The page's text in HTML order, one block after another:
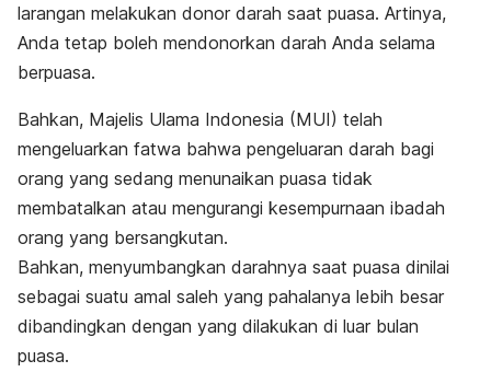
larangan melakukan donor darah saat puasa. Artinya,
Anda tetap boleh mendonorkan darah Anda selama
berpuasa.
Bahkan, Majelis Ulama Indonesia (MUI) telah
mengeluarkan fatwa bahwa pengeluaran darah bagi
orang yang sedang menunaikan puasa tidak
membatalkan atau mengurangi kesempurnaan ibadah
orang yang bersangkutan.
Bahkan, menyumbangkan darahnya saat puasa dinilai
sebagai suatu amal saleh yang pahalanya lebih besar
dibandingkan dengan yang dilakukan di luar bulan
puasa.